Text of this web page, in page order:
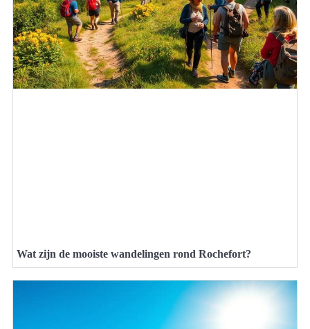
Wat zijn de mooiste wandelingen rond Rochefort?